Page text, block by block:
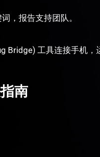
，报告支持团队。
Bridge) 工具连接手机
南